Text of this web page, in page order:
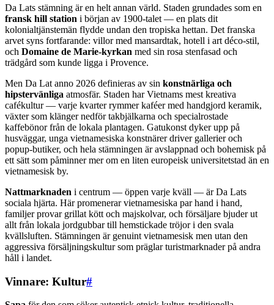
Da Lats stämning är en helt annan värld. Staden grundades som en
fransk hill station i början av 1900-talet — en plats dit
kolonialtjänstemän flydde undan den tropiska hettan. Det franska
arvet syns fortfarande: villor med mansardtak, hotell i art déco-stil,
och Domaine de Marie-kyrkan med sin rosa stenfasad och
trädgård som kunde ligga i Provence.
Men Da Lat anno 2026 definieras av sin konstnärliga och
hipstervänliga atmosfär. Staden har Vietnams mest kreativa
cafékultur — varje kvarter rymmer kaféer med handgjord keramik,
växter som klänger nedför takbjälkarna och specialrostade
kaffebönor från de lokala plantagen. Gatukonst dyker upp på
husväggar, unga vietnamesiska konstnärer driver gallerier och
popup-butiker, och hela stämningen är avslappnad och bohemisk på
ett sätt som påminner mer om en liten europeisk universitetstad än en
vietnamesisk by.
Nattmarknaden i centrum — öppen varje kväll — är Da Lats
sociala hjärta. Här promenerar vietnamesiska par hand i hand,
familjer provar grillat kött och majskolvar, och försäljare bjuder ut
allt från lokala jordgubbar till hemstickade tröjor i den svala
kvällsluften. Stämningen är genuint vietnamesisk men utan den
aggressiva försäljningskultur som präglar turistmarknader på andra
håll i landet.
Vinnare: Kultur#